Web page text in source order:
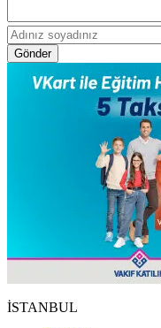
Gönder
İSTANBUL